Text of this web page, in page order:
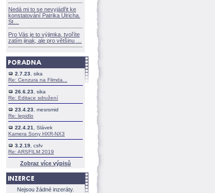
Nedá mi to se nevyjádřit ke
konstatování Patrika Ulricha.
St
Pro Vás je to výjimka, tvoříte
zatím jinak, ale pro většinu
2.7.23 , sika
Re: Cenzura na Filmda...
26.6.23 , sika
Re: Editace sdružení
23.4.23 , mesrsmid
Re: lepidlo
22.4.21
, Slávek
Kamera Sony HXR-NX3
3.2.19 , csfv
Re: ARSFILM 2019
Zobraz více výpisů
Nejsou žádné inzeráty.